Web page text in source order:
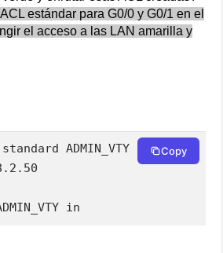
estándar para G0/0 y G0/1 en el
el acceso a las LAN amarilla y
ADMIN_VTY
in
Copy